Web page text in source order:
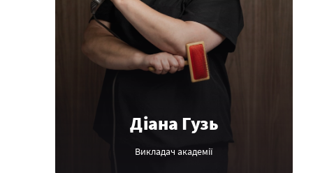
Діана Гузь
Викладач академії